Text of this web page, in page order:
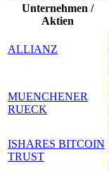
Unternehmen /
Aktien
ALLIANZ
MUENCHENER
RUECK
ISHARES BITCOIN
TRUST